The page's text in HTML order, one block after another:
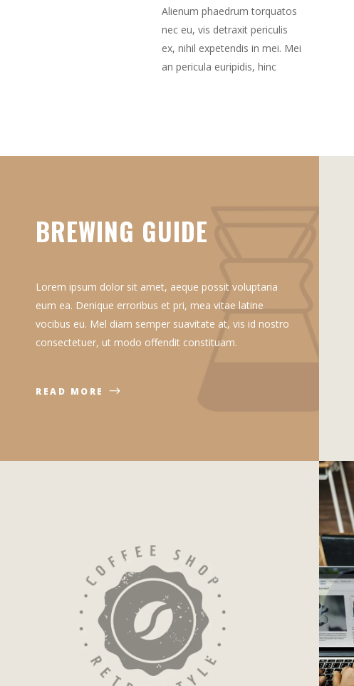
Alienum phaedrum torquatos
nec eu, vis detraxit periculis
ex, nihil expetendis in mei. Mei
an pericula euripidis, hinc
BREWING GUIDE
Lorem ipsum dolor sit amet, aeque possit voluptaria
eum ea. Denique erroribus et pri, mea vitae latine
vocibus eu. Mel diam semper suavitate at, vis id nostro
consectetuer, ut modo offendit constituam.
READ MORE